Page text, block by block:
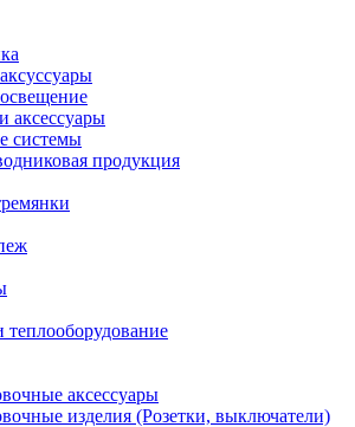
аксессуары
системы
продукция
аксессуары
изделия (Розетки, выключатели)